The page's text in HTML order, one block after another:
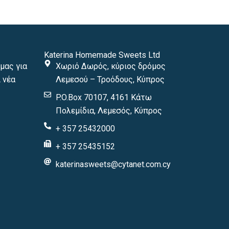
για
νέα
Katerina Homemade Sweets Ltd
Χωριό Δωρός, κύριος δρόμος
Λεμεσού – Τροόδους, Κύπρος
P.O.Box 70107, 4161 Κάτω
Πολεμίδια, Λεμεσός, Κύπρος
+ 357 25432000
+ 357 25435152
katerinasweets@cytanet.com.cy